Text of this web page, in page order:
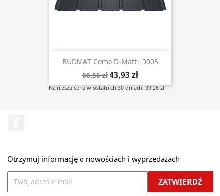
BUDMAT Como D-Matt+ 9005
66,56 zł 43,93 zł
Najniższa cena w ostatnich 30 dniach: 39.26 zł
Otrzymuj informację o nowościach i wyprzedażach